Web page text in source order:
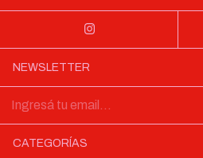
NEWSLETTER
CATEGORÍAS